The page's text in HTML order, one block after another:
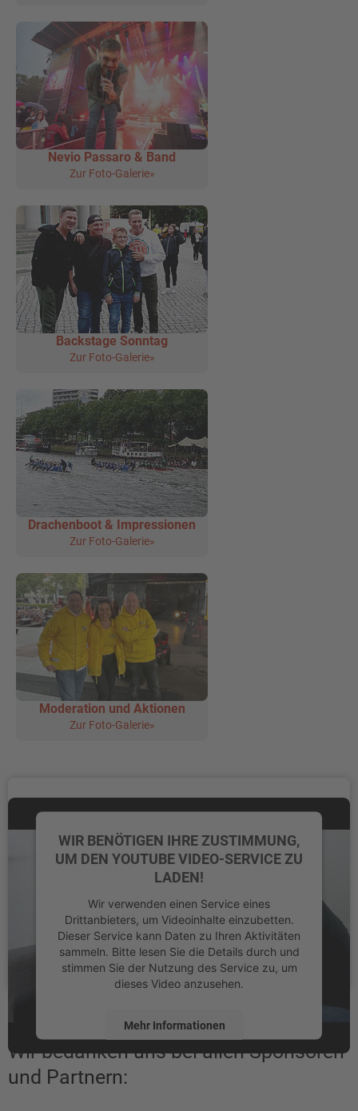
Nevio Passaro & Band
Zur Foto-Galerie»
Backstage Sonntag
Zur Foto-Galerie»
Drachenboot & Impressionen
Zur Foto-Galerie»
Moderation und Aktionen
Zur Foto-Galerie»
WIR BENÖTIGEN IHRE ZUSTIMMUNG,
UM DEN YOUTUBE VIDEO-SERVICE ZU
LADEN!
Wir verwenden einen Service eines
Drittanbieters, um Videoinhalte einzubetten.
Dieser Service kann Daten zu Ihren Aktivitäten
sammeln. Bitte lesen Sie die Details durch und
stimmen Sie der Nutzung des Service zu, um
dieses Video anzusehen.
Mehr Informationen
Wir bedanken uns bei allen Sponsoren
und Partnern: